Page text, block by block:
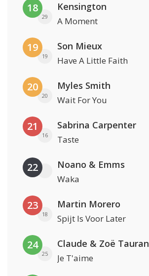
18
29
Kensington
A Moment
19
19
Son Mieux
Have A Little Faith
20
20
Myles Smith
Wait For You
21
16
Sabrina Carpenter
Taste
22 Noano & Emms
Waka
23
18
Martin Morero
Spijt Is Voor Later
24
25
Claude & Zoë Tauran
Je T'aime